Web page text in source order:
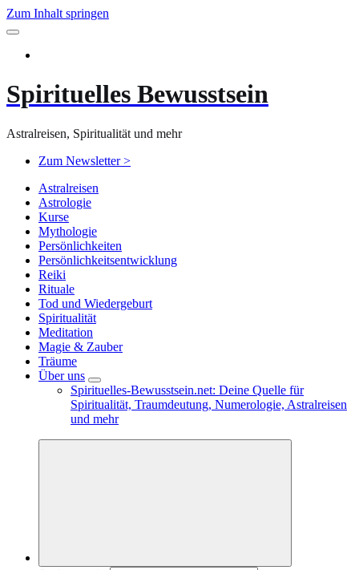
Zum Inhalt springen
Spirituelles Bewusstsein
Astralreisen, Spiritualität und mehr
Zum Newsletter >
Astralreisen
Astrologie
Kurse
Mythologie
Persönlichkeiten
Persönlichkeitsentwicklung
Reiki
Rituale
Tod und Wiedergeburt
Spiritualität
Meditation
Magie & Zauber
Träume
Über uns
Spirituelles-Bewusstsein.net: Deine Quelle für
Spiritualität, Traumdeutung, Numerologie, Astralreisen
und mehr